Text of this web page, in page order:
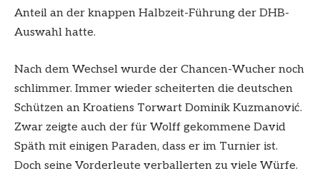
Anteil an der knappen Halbzeit-Führung der DHB-
Auswahl hatte.
Nach dem Wechsel wurde der Chancen-Wucher noch
schlimmer. Immer wieder scheiterten die deutschen
Schützen an Kroatiens Torwart Dominik Kuzmanović.
Zwar zeigte auch der für Wolff gekommene David
Späth mit einigen Paraden, dass er im Turnier ist.
Doch seine Vorderleute verballerten zu viele Würfe.